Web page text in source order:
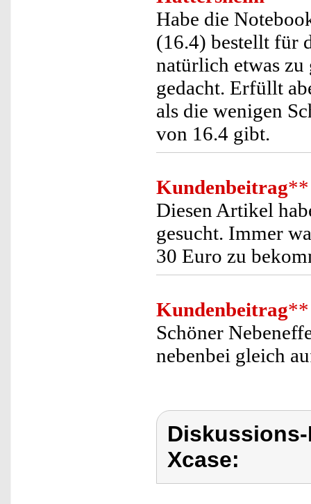
Habe die
(16.4) bestellt für
natürlich etwas
gedacht. Erfüllt
als die wenigen
von 16.4 gibt.
Kundenbeitrag**
Diesen Artikel
gesucht. Immer
30 Euro zu
Kundenbeitrag**
Schöner
nebenbei gleich
Xcase: